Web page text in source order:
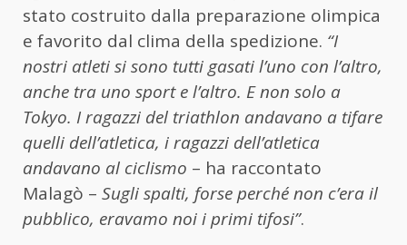
stato costruito dalla preparazione olimpica
e favorito dal clima della spedizione. “I
nostri atleti si sono tutti gasati l’uno con l’altro,
anche tra uno sport e l’altro. E non solo a
Tokyo. I ragazzi del triathlon andavano a tifare
quelli dell’atletica, i ragazzi dell’atletica
andavano al ciclismo – ha raccontato
Malagò – Sugli spalti, forse perché non c’era il
pubblico, eravamo noi i primi tifosi”.